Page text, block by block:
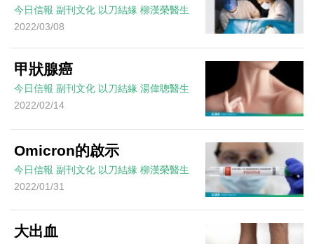
今日信報 副刊文化 以刀結緣 柳漢榮醫生
2022/03/08
甲狀腺癌
今日信報 副刊文化 以刀結緣 湯偉聰醫生
2022/02/14
Omicron的啟示
今日信報 副刊文化 以刀結緣 柳漢榮醫生
2022/01/31
大出血